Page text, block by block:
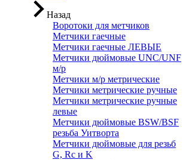
Назад
Воротоки для метчиков
Метчики гаечные
Метчики гаечные ЛЕВЫЕ
Метчики дюймовые UNC/UNF
м/р
Метчики м/р метрические
Метчики метрические ручные
Метчики метрические ручные
левые
Метчики дюймовые BSW/BSF
резьба Уитворта
Метчики дюймовые для резьб
G, Rc и K